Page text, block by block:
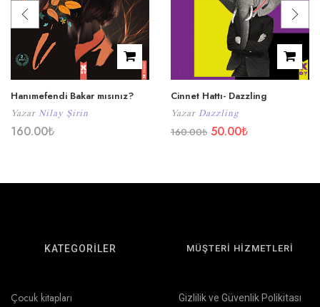
Hanımefendi Bakar mısınız?
Yazar Nilay Şirin
160.00₺
Cinnet Hattı- Dazzling
Yazar Dazzling
160.00₺ 50.00₺
KATEGORİLER
Çocuk kitapları
MÜŞTERİ HİZMETLERİ
Gizlilik ve Güvenlik Polikitası